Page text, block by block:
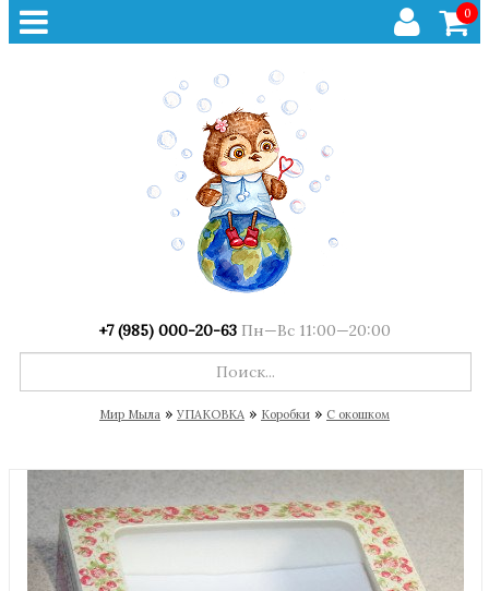
0
+7 (985) 000-20-63 Пн—Вс 11:00—20:00
Мир Мыла » УПАКОВКА » Коробки » С окошком